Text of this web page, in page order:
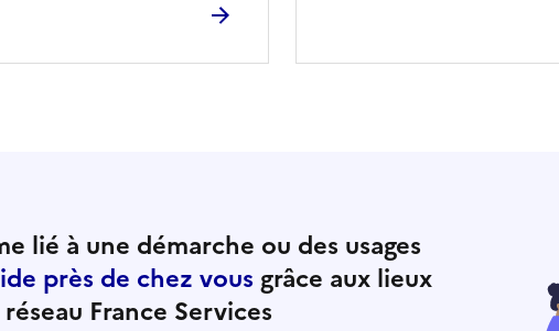
lié à une démarche ou des usages
près de chez vous grâce aux lieux
France Services